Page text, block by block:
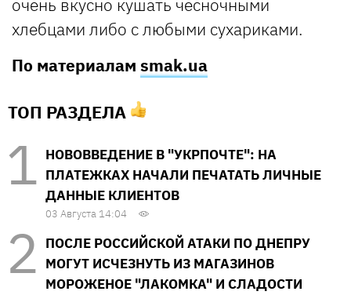
очень вкусно кушать чесночными
хлебцами либо с любыми сухариками.
По материалам smak.ua
ТОП РАЗДЕЛА
НОВОВВЕДЕНИЕ В "УКРПОЧТЕ": НА
ПЛАТЕЖКАХ НАЧАЛИ ПЕЧАТАТЬ ЛИЧНЫЕ
ДАННЫЕ КЛИЕНТОВ
03 Августа 14:04
ПОСЛЕ РОССИЙСКОЙ АТАКИ ПО ДНЕПРУ
МОГУТ ИСЧЕЗНУТЬ ИЗ МАГАЗИНОВ
МОРОЖЕНОЕ "ЛАКОМКА" И СЛАДОСТИ